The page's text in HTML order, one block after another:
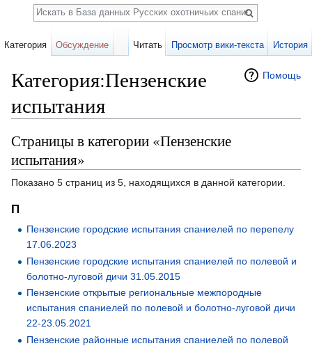
Помощь
Категория:Пензенские
испытания
Страницы в категории «Пензенские
испытания»
Показано 5 страниц из 5, находящихся в данной категории.
П
Пензенские городские испытания спаниелей по перепелу
17.06.2023
Пензенские городские испытания спаниелей по полевой и
болотно-луговой дичи 31.05.2015
Пензенские открытые региональные межпородные
испытания спаниелей по полевой и болотно-луговой дичи
22-23.05.2021
Пензенские районные испытания спаниелей по полевой
Категория Обсуждение Читать Просмотр вики-текста История
Поиск